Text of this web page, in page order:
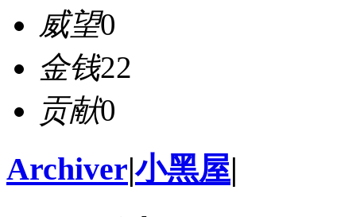
威望0
金钱22
贡献0
Archiver|小黑屋|